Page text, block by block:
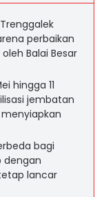
perbaikan
Balai Besar
hingga 11
jembatan
bagi
dengan
lancar